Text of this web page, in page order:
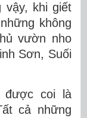
vậy, khi giết
không
vườn nho
Sơn, Suối
được coi là
cả những